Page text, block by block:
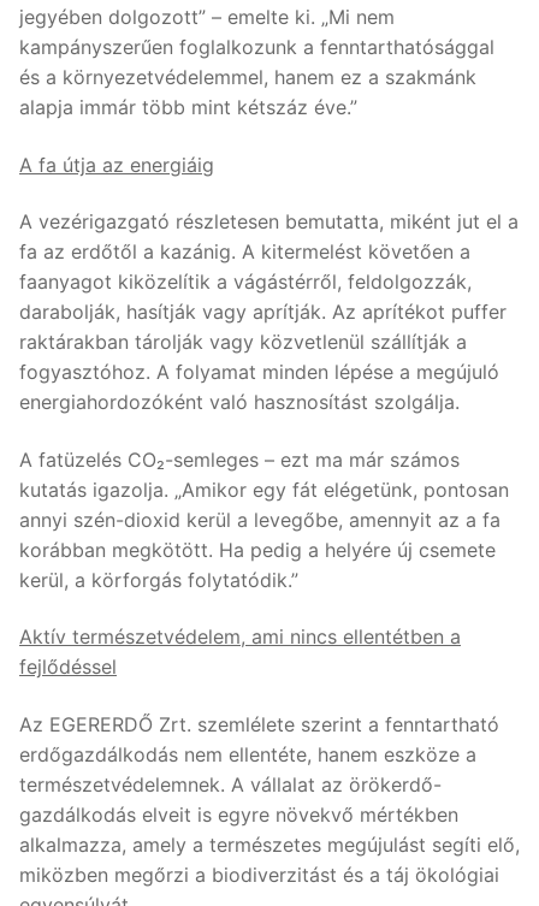
jegyében dolgozott” – emelte ki. „Mi nem
kampányszerűen foglalkozunk a fenntarthatósággal
és a környezetvédelemmel, hanem ez a szakmánk
alapja immár több mint kétszáz éve.”
A fa útja az energiáig
A vezérigazgató részletesen bemutatta, miként jut el a
fa az erdőtől a kazánig. A kitermelést követően a
faanyagot kiközelítik a vágástérről, feldolgozzák,
darabolják, hasítják vagy aprítják. Az aprítékot puffer
raktárakban tárolják vagy közvetlenül szállítják a
fogyasztóhoz. A folyamat minden lépése a megújuló
energiahordozóként való hasznosítást szolgálja.
A fatüzelés CO₂-semleges – ezt ma már számos
kutatás igazolja. „Amikor egy fát elégetünk, pontosan
annyi szén-dioxid kerül a levegőbe, amennyit az a fa
korábban megkötött. Ha pedig a helyére új csemete
kerül, a körforgás folytatódik.”
Aktív természetvédelem, ami nincs ellentétben a
fejlődéssel
Az EGERERDŐ Zrt. szemlélete szerint a fenntartható
erdőgazdálkodás nem ellentéte, hanem eszköze a
természetvédelemnek. A vállalat az örökerdő-
gazdálkodás elveit is egyre növekvő mértékben
alkalmazza, amely a természetes megújulást segíti elő,
miközben megőrzi a biodiverzitást és a táj ökológiai